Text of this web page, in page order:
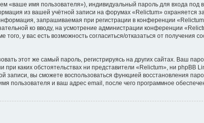
«ваше имя пользователя»), индивидуальный пароль для входа под
из вашей учётной записи на форумах «Relictum» охраняется
запрашиваемая при регистрации в конференции
ко вводу, на усмотрение администрации конференции
у вас есть возможность согласиться/отказаться от получения
этот же самый пароль, регистрируясь на других сайтах. Ваш
каких обстоятельствах ни представители «Relictum», ни phpBB
записи, вы сможете воспользоваться функцией восстановления
пользователя и ваш адрес email, после чего программное